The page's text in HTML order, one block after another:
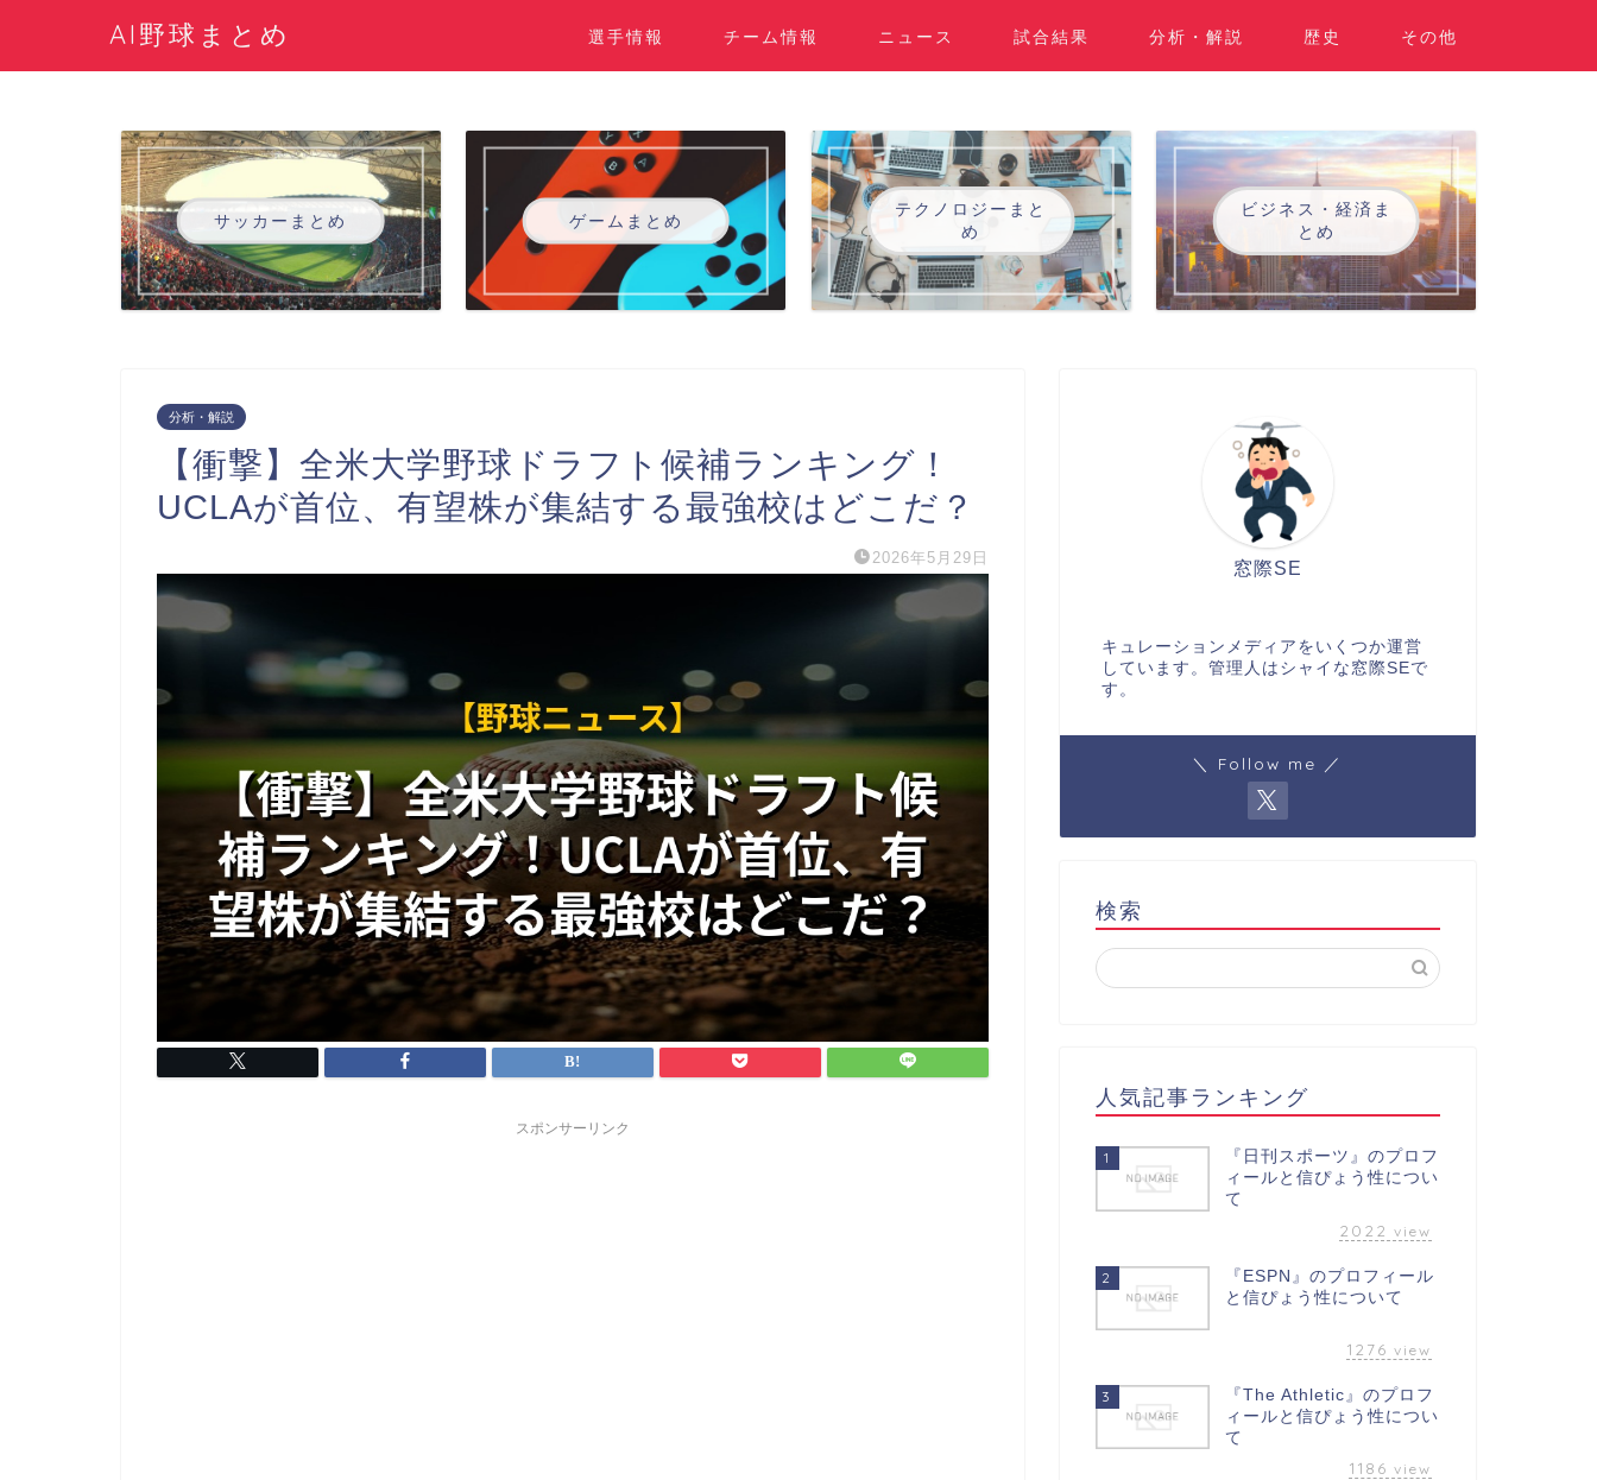
AI野球まとめ 選手情報 チーム情報 ニュース 試合結果 分析・解説 歴史 その他
サッカーまとめ ゲームまとめ
テクノロジーまと
め
ビジネス・経済ま
とめ
分析・解説
【衝撃】全米大学野球ドラフト候補ランキング！
UCLAが首位、有望株が集結する最強校はどこだ？
2026年5月29日
スポンサーリンク
窓際SE
キュレーションメディアをいくつか運営
しています。管理人はシャイな窓際SEで
す。
＼ Follow me ／
検索
人気記事ランキング
1
『日刊スポーツ』のプロフ
ィールと信ぴょう性につい
て
2022 view
2
『ESPN』のプロフィール
と信ぴょう性について
1276 view
3
『The Athletic』のプロフ
ィールと信ぴょう性につい
て
1186 view